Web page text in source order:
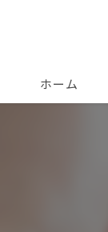
ホーム